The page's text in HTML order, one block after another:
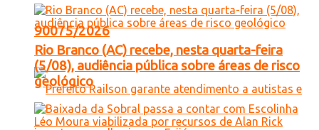
90075/2026
Rio Branco (AC) recebe, nesta quarta-feira
(5/08), audiência pública sobre áreas de risco
geológico